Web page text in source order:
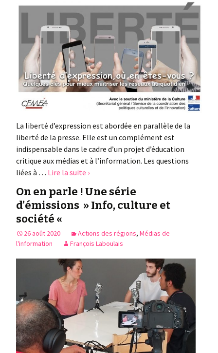
La liberté d’expression est abordée en parallèle de la
liberté de la presse. Elle est un complément est
indispensable dans le cadre d’un projet d’éducation
critique aux médias et à l’information. Les questions
liées à … Lire la suite ›
On en parle ! Une série
d’émissions » Info, culture et
société «
26 août 2020 Actions des régions,Médias de
l'information
François Laboulais